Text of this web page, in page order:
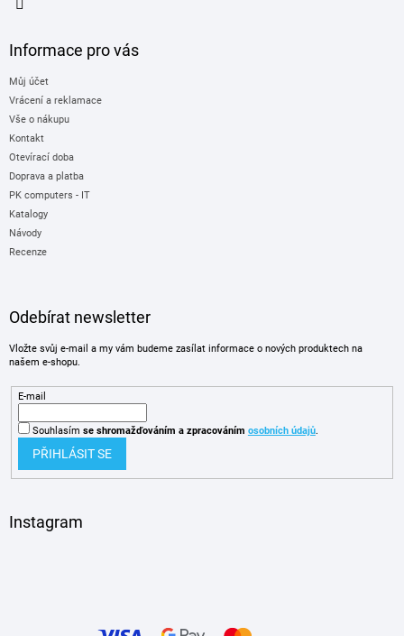
Informace pro vás
Můj účet
Vrácení a reklamace
Vše o nákupu
Kontakt
Otevírací doba
Doprava a platba
PK computers - IT
Katalogy
Návody
Recenze
Odebírat newsletter
Vložte svůj e-mail a my vám budeme zasílat informace o nových produktech na
našem e-shopu.
E-mail
Souhlasím se shromažďováním a zpracováním osobních údajů.
PŘIHLÁSIT SE
Instagram